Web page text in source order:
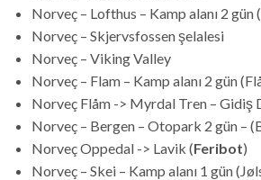
Norveç – Lofthus – Kamp alanı 2
Norveç – Skjervsfossen şelalesi
Norveç – Viking Valley
Norveç – Flam – Kamp alanı 2 gün
Norveç Flåm -> Myrdal Tren – Gidiş
Norveç – Bergen – Otopark 2 gün –
Norveç Oppedal -> Lavik (Feribot)
Norveç – Skei – Kamp alanı 1 gün